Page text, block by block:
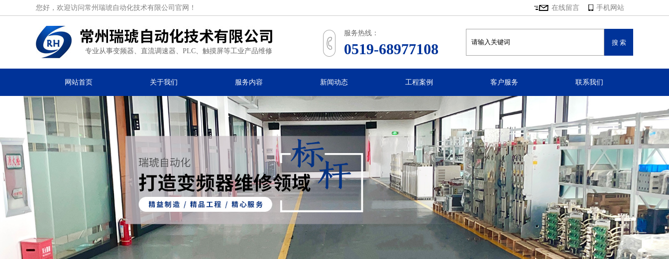
您好，欢迎访问常州瑞琥自动化技术有限公司官网！ 手机网站
在线留言
专业从事变频器、直流调速器、PLC、触摸屏等工业产品维修
化
技
术
有
限
公
服务热线：
0519-68977108
网站首页 关于我们 服务内容 新闻动态 工程案例 客户服务 联系我们